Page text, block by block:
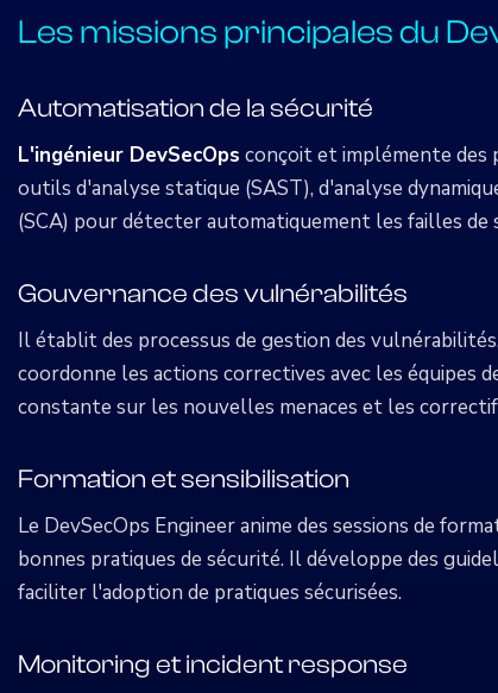
Les missions principales du
Automatisation de la sécurité
L'ingénieur DevSecOps conçoit et implémente des
outils d'analyse statique (SAST), d'analyse
(SCA) pour détecter automatiquement les failles de
Gouvernance des vulnérabilités
Il établit des processus de gestion des
coordonne les actions correctives avec les équipes
constante sur les nouvelles menaces et les
Formation et sensibilisation
Le DevSecOps Engineer anime des sessions de
bonnes pratiques de sécurité. Il développe des
faciliter l'adoption de pratiques sécurisées.
Monitoring et incident response